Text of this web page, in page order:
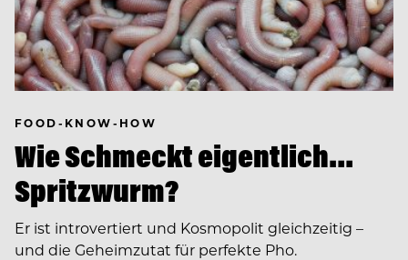
FOOD-KNOW-HOW
Wie Schmeckt eigentlich…
Spritzwurm?
Er ist introvertiert und Kosmopolit gleichzeitig –
und die Geheimzutat für perfekte Pho.